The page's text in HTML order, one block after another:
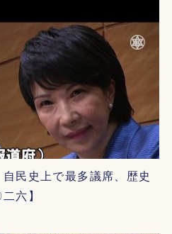
民史上で最多議席、歴史
六】